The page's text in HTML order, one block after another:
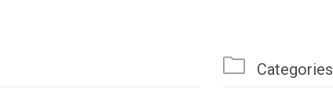
 Categories